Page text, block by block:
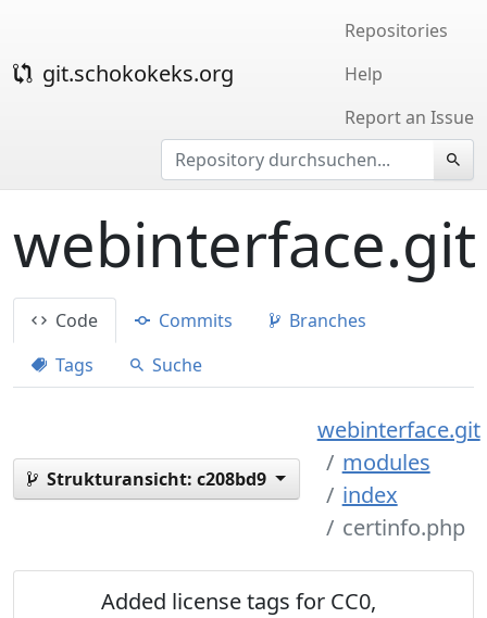
git.schokokeks.org
Repositories
Help
Report an Issue
webinterface.git
Code Commits
Branches
Tags
Suche
Strukturansicht: c208bd9
webinterface.git
modules
index
certinfo.php
Added license tags for CC0,